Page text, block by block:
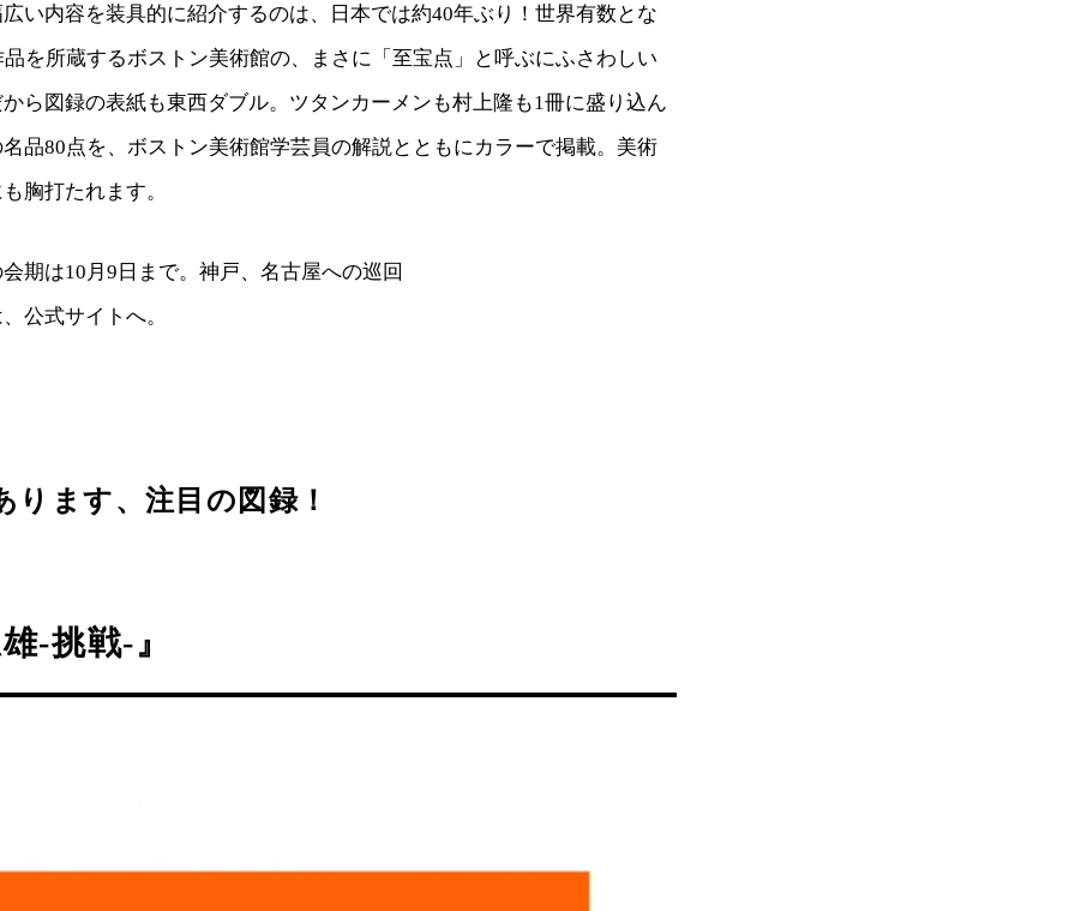
い内容を装具的に紹介するのは、日本では約40年ぶり！世界有数とな
を所蔵するボストン美術館の、まさに「至宝点」と呼ぶにふさわしい
ら図録の表紙も東西ダブル。ツタンカーメンも村上隆も1冊に盛り込ん
品80点を、ボストン美術館学芸員の解説とともにカラーで掲載。美術
胸打たれます。
期は10月9日まで。神戸、名古屋への巡回
公式サイトへ。
ります、注目の図録！
-挑戦-』